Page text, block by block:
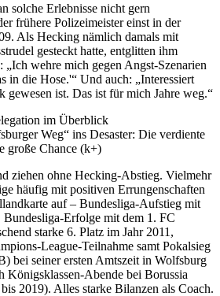
solche Erlebnisse nicht gern
frühere Polizeimeister einst in der
Als Hecking nämlich damals mit
gesteckt hatte, entglitten ihm
„Ich wehre mich gegen Angst-Szenarien
in die Hose.'“ Und auch: „Interessiert
gewesen ist. Das ist für mich Jahre weg.“
im Überblick
Weg“ ins Desaster: Die verdiente
große Chance (k+)
ziehen ohne Hecking-Abstieg. Vielmehr
häufig mit positiven Errungenschaften
auf – Bundesliga-Aufstieg mit
Erfolge mit dem 1. FC
starke 6. Platz im Jahr 2011,
League-Teilnahme samt Pokalsieg
bei seiner ersten Amtszeit in Wolfsburg
Königsklassen-Abende bei Borussia
2019). Alles starke Bilanzen als Coach.